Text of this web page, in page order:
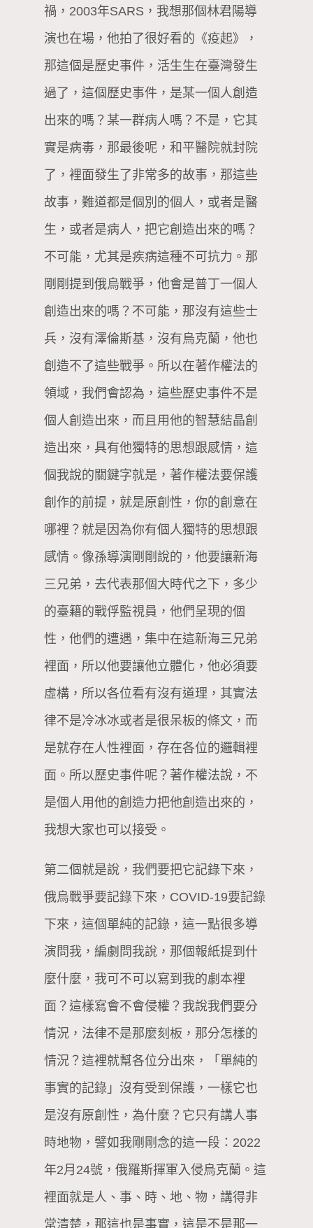
禍，2003年SARS，我想那個林君陽導
演也在場，他拍了很好看的《疫起》，
那這個是歷史事件，活生生在臺灣發生
過了，這個歷史事件，是某一個人創造
出來的嗎？某一群病人嗎？不是，它其
實是病毒，那最後呢，和平醫院就封院
了，裡面發生了非常多的故事，那這些
故事，難道都是個別的個人，或者是醫
生，或者是病人，把它創造出來的嗎？
不可能，尤其是疾病這種不可抗力。那
剛剛提到俄烏戰爭，他會是普丁一個人
創造出來的嗎？不可能，那沒有這些士
兵，沒有澤倫斯基，沒有烏克蘭，他也
創造不了這些戰爭。所以在著作權法的
領域，我們會認為，這些歷史事件不是
個人創造出來，而且用他的智慧結晶創
造出來，具有他獨特的思想跟感情，這
個我說的關鍵字就是，著作權法要保護
創作的前提，就是原創性，你的創意在
哪裡？就是因為你有個人獨特的思想跟
感情。像孫導演剛剛說的，他要讓新海
三兄弟，去代表那個大時代之下，多少
的臺籍的戰俘監視員，他們呈現的個
性，他們的遭遇，集中在這新海三兄弟
裡面，所以他要讓他立體化，他必須要
虛構，所以各位看有沒有道理，其實法
律不是冷冰冰或者是很呆板的條文，而
是就存在人性裡面，存在各位的邏輯裡
面。所以歷史事件呢？著作權法說，不
是個人用他的創造力把他創造出來的，
我想大家也可以接受。
第二個就是說，我們要把它記錄下來，
俄烏戰爭要記錄下來，COVID-19要記錄
下來，這個單純的記錄，這一點很多導
演問我，編劇問我說，那個報紙提到什
麼什麼，我可不可以寫到我的劇本裡
面？這樣寫會不會侵權？我說我們要分
情況，法律不是那麼刻板，那分怎樣的
情況？這裡就幫各位分出來，「單純的
事實的記錄」沒有受到保護，一樣它也
是沒有原創性，為什麼？它只有講人事
時地物，譬如我剛剛念的這一段：2022
年2月24號，俄羅斯揮軍入侵烏克蘭。這
裡面就是人、事、時、地、物，講得非
常清楚，那這也是事實，這是不是那一